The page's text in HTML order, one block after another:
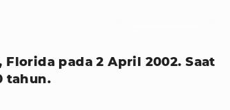
pada 2 April 2002. Saat
tahun.